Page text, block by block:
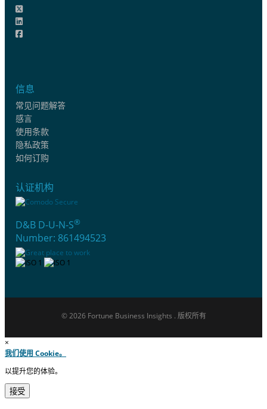
信息
常见问题解答
感言
使用条款
隐私政策
如何订购
认证机构
D&B D-U-N-S®
Number: 861494523
© 2026 Fortune Business Insights . 版权所有
×
我们使用 Cookie。
以提升您的体验。
接受